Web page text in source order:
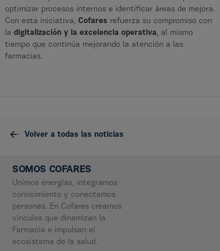
optimizar procesos internos e identificar áreas de mejora.
Con esta iniciativa, Cofares refuerza su compromiso con
la digitalización y la excelencia operativa, al mismo
tiempo que continúa mejorando la atención a las
farmacias.
Volver a todas las noticias
SOMOS COFARES
Unimos energías, integramos
conocimiento y conectamos
personas. En Cofares creamos
vínculos que dinamizan la
Farmacia e impulsan el
ecosistema de la salud.